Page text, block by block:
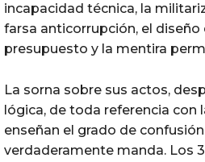
incapacidad técnica, la
farsa anticorrupción, el diseño
presupuesto y la mentira
La sorna sobre sus actos,
lógica, de toda referencia con
enseñan el grado de
verdaderamente manda. Los